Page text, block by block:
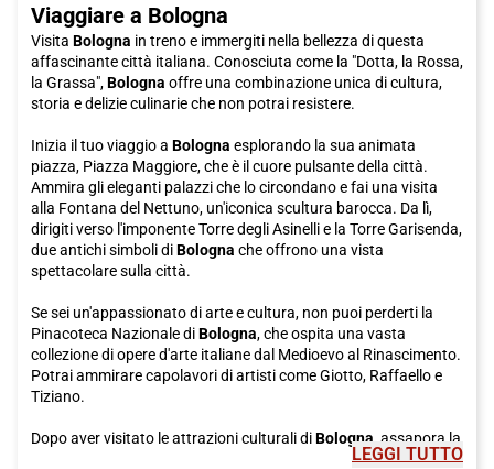
Viaggiare a Bologna
Visita Bologna in treno e immergiti nella bellezza di questa
affascinante città italiana. Conosciuta come la "Dotta, la Rossa,
la Grassa",Bologna offre una combinazione unica di cultura,
storia e delizie culinarie che non potrai resistere.
Inizia il tuo viaggio a Bologna esplorando la sua animata
piazza, Piazza Maggiore, che è il cuore pulsante della città.
Ammira gli eleganti palazzi che lo circondano e fai una visita
alla Fontana del Nettuno, un'iconica scultura barocca. Da lì,
dirigiti verso l'imponente Torre degli Asinelli e la Torre Garisenda,
due antichi simboli diBologna che offrono una vista
spettacolare sulla città.
Se sei un'appassionato di arte e cultura, non puoi perderti la
Pinacoteca Nazionale diBologna, che ospita una vasta
collezione di opere d'arte italiane dal Medioevo al Rinascimento.
Potrai ammirare capolavori di artisti come Giotto, Raffaello e
Tiziano.
Dopo aver visitato le attrazioni culturali diBologna , assapora la
sua rinomata gastronomia. Prenditi del tempo per gustare un
LEGGI TUTTO